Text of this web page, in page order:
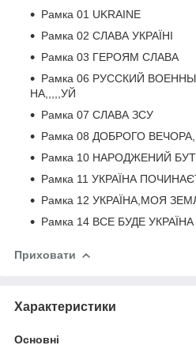
Рамка 01 UKRAINE
Рамка 02 СЛАВА УКРАЇНІ
Рамка 03 ГЕРОЯМ СЛАВА
Рамка 06 РУССКИЙ
НА,,,,,УЙ
Рамка 07 СЛАВА ЗСУ
Рамка 08 ДОБРОГО
Рамка 10 НАРОДЖЕНИЙ
Рамка 11 УКРАЇНА
Рамка 12 УКРАЇНА,МОЯ
Рамка 14 ВСЕ БУДЕ УКРАЇНА
Приховати
Характеристики
Основні